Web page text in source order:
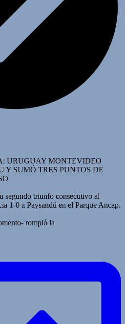
URUGUAY MONTEVIDEO
Y SUMÓ TRES PUNTOS DE
segundo triunfo consecutivo al
1-0 a Paysandú en el Parque Ancap.
rompió la